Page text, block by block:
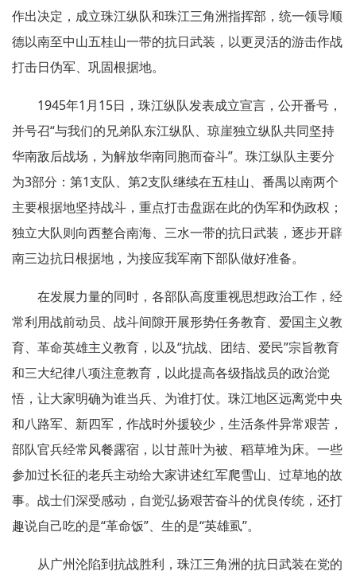
作出决定，成立珠江纵队和珠江三角洲指挥部，统一领导顺
德以南至中山五桂山一带的抗日武装，以更灵活的游击作战
打击日伪军、巩固根据地。
1945年1月15日，珠江纵队发表成立宣言，公开番号，
并号召“与我们的兄弟队东江纵队、琼崖独立纵队共同坚持
华南敌后战场，为解放华南同胞而奋斗”。珠江纵队主要分
为3部分：第1支队、第2支队继续在五桂山、番禺以南两个
主要根据地坚持战斗，重点打击盘踞在此的伪军和伪政权；
独立大队则向西整合南海、三水一带的抗日武装，逐步开辟
南三边抗日根据地，为接应我军南下部队做好准备。
在发展力量的同时，各部队高度重视思想政治工作，经
常利用战前动员、战斗间隙开展形势任务教育、爱国主义教
育、革命英雄主义教育，以及“抗战、团结、爱民”宗旨教育
和三大纪律八项注意教育，以此提高各级指战员的政治觉
悟，让大家明确为谁当兵、为谁打仗。珠江地区远离党中央
和八路军、新四军，作战时外援较少，生活条件异常艰苦，
部队官兵经常风餐露宿，以甘蔗叶为被、稻草堆为床。一些
参加过长征的老兵主动给大家讲述红军爬雪山、过草地的故
事。战士们深受感动，自觉弘扬艰苦奋斗的优良传统，还打
趣说自己吃的是“革命饭”、生的是“英雄虱”。
从广州沦陷到抗战胜利，珠江三角洲的抗日武装在党的